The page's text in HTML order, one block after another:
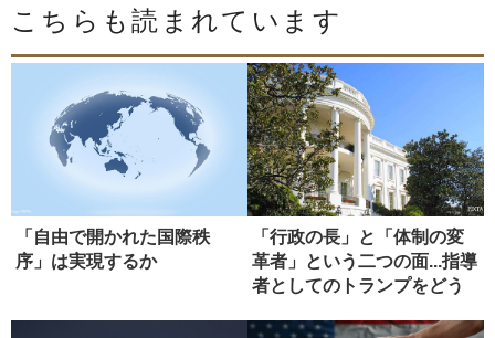
こちらも読まれています
「自由で開かれた国際秩
序」は実現するか
「行政の長」と「体制の変
革者」という二つの面...指導
者としてのトランプをどう